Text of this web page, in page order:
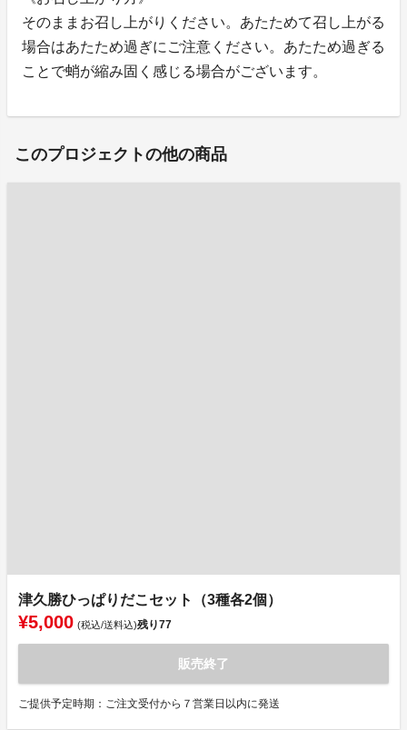
そのままお召し上がりください。あたためて召し上がる
場合はあたため過ぎにご注意ください。あたため過ぎる
ことで蛸が縮み固く感じる場合がございます。
このプロジェクトの他の商品
津久勝ひっぱりだこセット（3種各2個）
¥5,000 (税込/送料込)残り77
販売終了
ご提供予定時期：ご注文受付から７営業日以内に発送